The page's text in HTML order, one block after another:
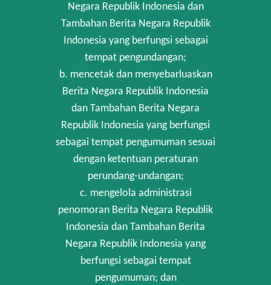
Negara Republik Indonesia dan
Tambahan Berita Negara Republik
Indonesia yang berfungsi sebagai
tempat pengundangan;
b. mencetak dan menyebarluaskan
Berita Negara Republik Indonesia
dan Tambahan Berita Negara
Republik Indonesia yang berfungsi
sebagai tempat pengumuman sesuai
dengan ketentuan peraturan
perundang-undangan;
c. mengelola administrasi
penomoran Berita Negara Republik
Indonesia dan Tambahan Berita
Negara Republik Indonesia yang
berfungsi sebagai tempat
pengumuman; dan